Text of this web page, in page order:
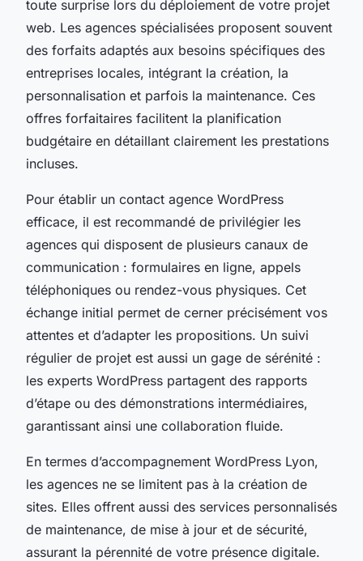
toute surprise lors du déploiement de votre projet
web. Les agences spécialisées proposent souvent
des forfaits adaptés aux besoins spécifiques des
entreprises locales, intégrant la création, la
personnalisation et parfois la maintenance. Ces
offres forfaitaires facilitent la planification
budgétaire en détaillant clairement les prestations
incluses.
Pour établir un contact agence WordPress
efficace, il est recommandé de privilégier les
agences qui disposent de plusieurs canaux de
communication : formulaires en ligne, appels
téléphoniques ou rendez-vous physiques. Cet
échange initial permet de cerner précisément vos
attentes et d’adapter les propositions. Un suivi
régulier de projet est aussi un gage de sérénité :
les experts WordPress partagent des rapports
d’étape ou des démonstrations intermédiaires,
garantissant ainsi une collaboration fluide.
En termes d’accompagnement WordPress Lyon,
les agences ne se limitent pas à la création de
sites. Elles offrent aussi des services personnalisés
de maintenance, de mise à jour et de sécurité,
assurant la pérennité de votre présence digitale.